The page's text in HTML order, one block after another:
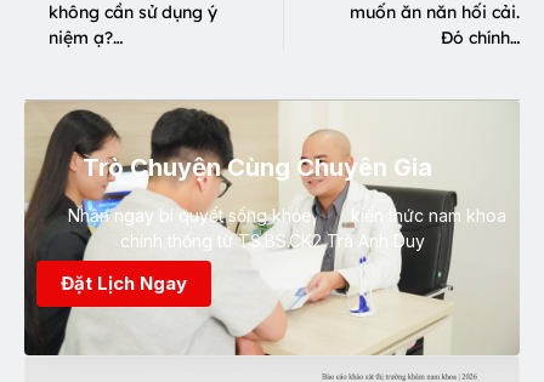
không cần sử dụng ý
niệm ạ?…
muốn ăn năn hối cải.
Đó chính…
Trò Chuyện Cùng Chuyên Gia
Nhận ngay bí quyết sống khỏe, kiến thức nam khoa
chính thống từ TS.BS.CK2 Trà Anh Duy
Đặt Lịch Ngay